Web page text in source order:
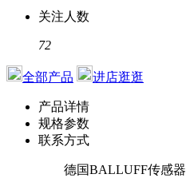
关注人数
72
全部产品 进店逛逛
产品详情
规格参数
联系方式
德国BALLUFF传感器